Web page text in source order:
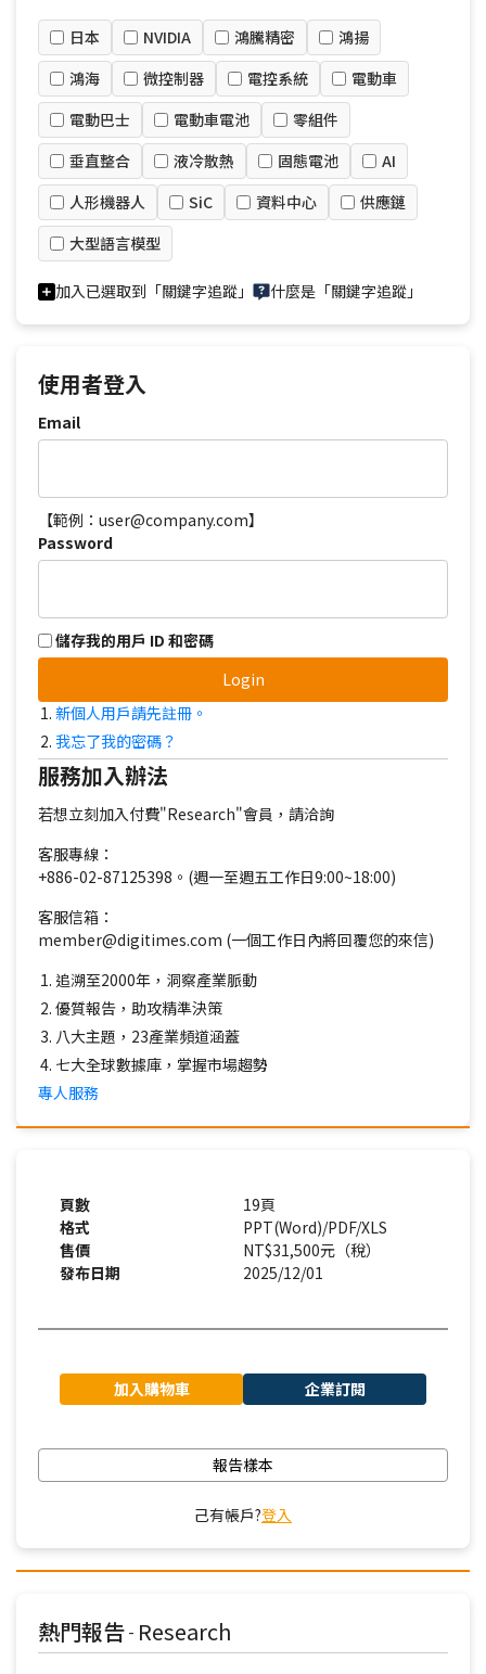
日本 NVIDIA 鴻騰精密
鴻揚
鴻海
微控制器 電控系統
電動車
電動巴士
電動車電池
零組件
垂直整合
液冷散熱 固態電池
AI
人形機器人
SiC 資料中心
供應鏈
大型語言模型
加入已選取到「關鍵字追蹤」 什麼是「關鍵字追蹤」
使用者登入
Email
【範例：user@company.com】
Password
儲存我的用戶 ID 和密碼
Login
新個人用戶請先註冊。
我忘了我的密碼？
服務加入辦法
若想立刻加入付費"Research"會員，請洽詢
客服專線：
+886-02-87125398。(週一至週五工作日9:00~18:00)
客服信箱：
member@digitimes.com (一個工作日內將回覆您的來信)
追溯至2000年，洞察產業脈動
優質報告，助攻精準決策
八大主題，23產業頻道涵蓋
七大全球數據庫，掌握市場趨勢
專人服務
頁數
19頁
格式
PPT(Word)/PDF/XLS
售價
NT$31,500元（稅）
發布日期
2025/12/01
加入購物車 企業訂閱
報告樣本
己有帳戶?登入
熱門報告 - Research